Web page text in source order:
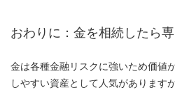
おわりに：金を相続したら
金は各種金融リスクに強いため価値
しやすい資産として人気があります